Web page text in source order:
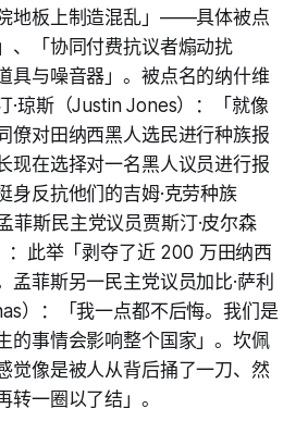
地板上制造混乱」——具体被点
、「协同付费抗议者煽动扰
具与噪音器」。被点名的纳什维
·琼斯（Justin Jones）：「就像
僚对田纳西黑人选民进行种族报
现在选择对一名黑人议员进行报
反抗他们的吉姆·克劳种族
菲斯民主党议员贾斯汀·皮尔森
：此举「剥夺了近 200 万田纳西
孟菲斯另一民主党议员加比·萨利
）：「我一点都不后悔。我们是
的事情会影响整个国家」。坎佩
觉像是被人从背后捅了一刀、然
转一圈以了结」。